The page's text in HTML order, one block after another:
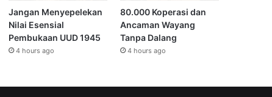
Jangan Menyepelekan
Nilai Esensial
Pembukaan UUD 1945
4 hours ago
80.000 Koperasi dan
Ancaman Wayang
Tanpa Dalang
4 hours ago